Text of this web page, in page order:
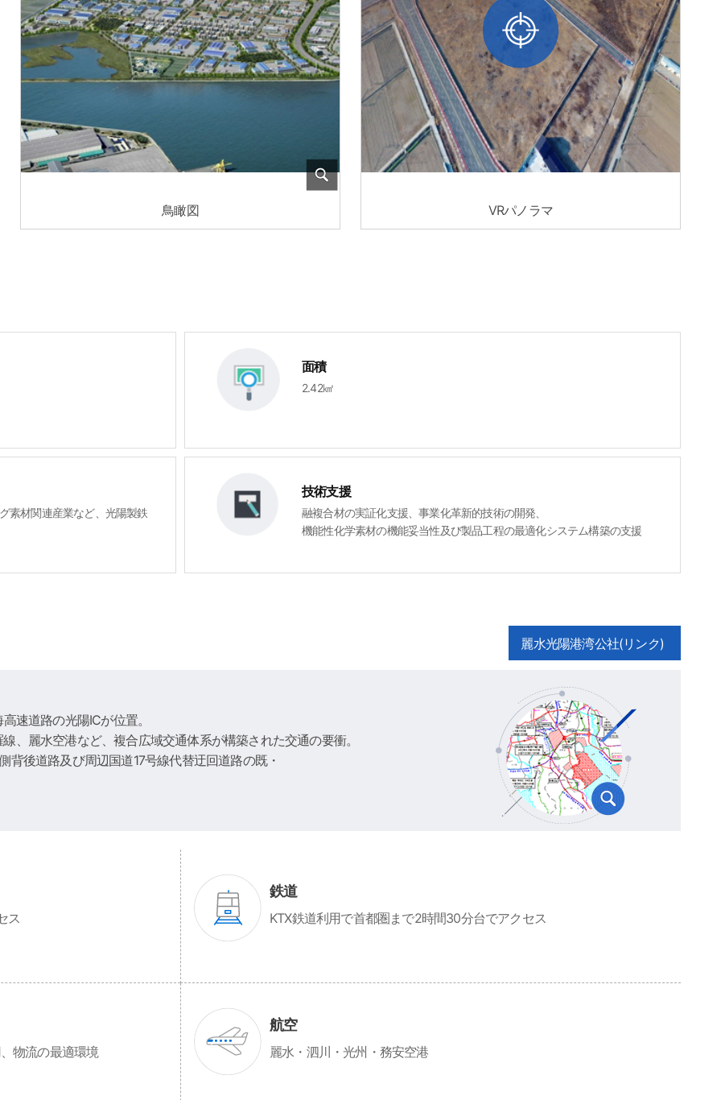
鳥瞰図 VRパノラマ
面積
2.42㎢
素材関連産業など、光陽製鉄
技術支援
融複合材の実証化支援、事業化革新的技術の開発、
機能性化学素材の機能妥当性及び製品工程の最適化システム構築の支援
麗水光陽港湾公社(リンク)
速道路の光陽ICが位置。
、麗水空港など、複合広域交通体系が構築された交通の要衝。
後道路及び周辺国道17号線代替迂回道路の既・
ス
鉄道
KTX鉄道利用で首都圏まで2時間30分台でアクセス
物流の最適環境
航空
麗水・泗川・光州・務安空港